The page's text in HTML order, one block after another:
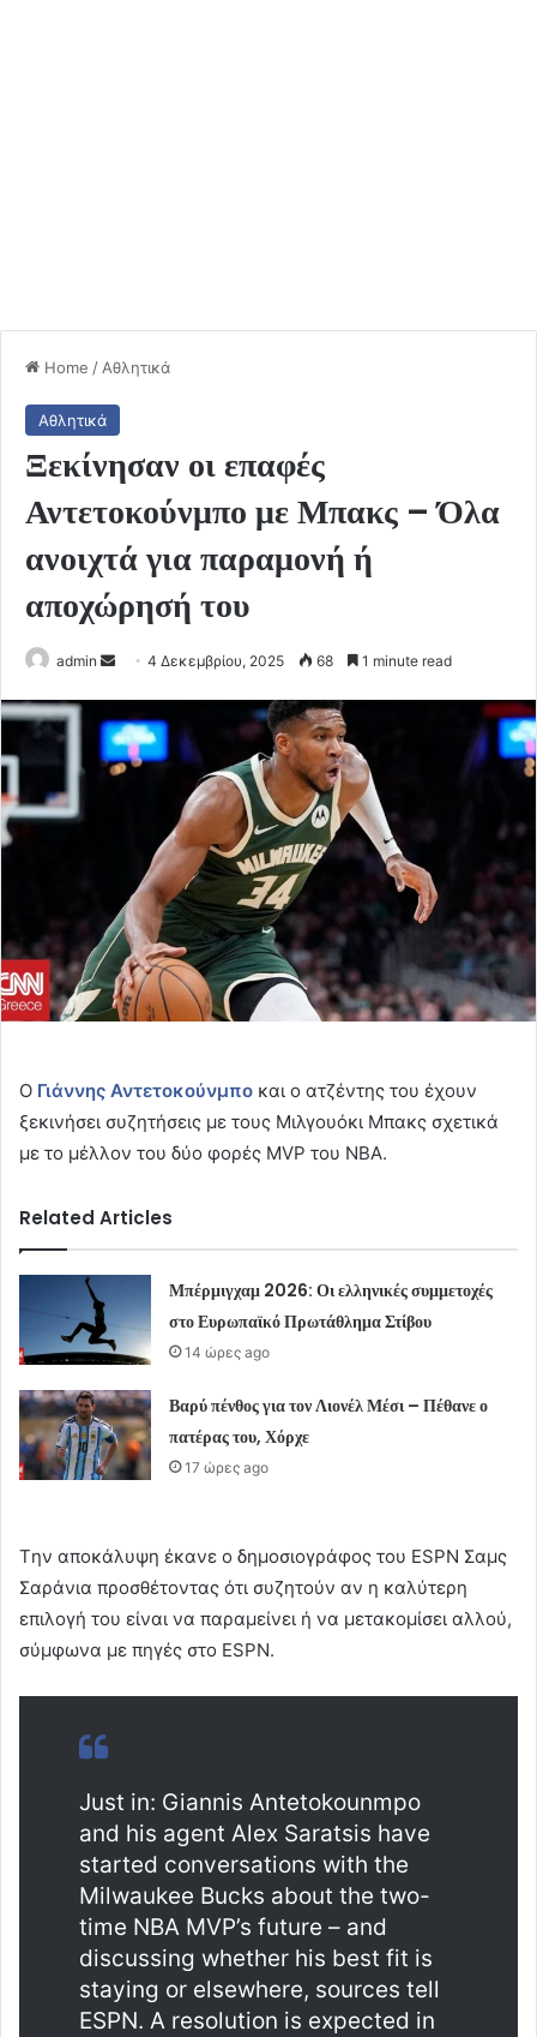
Home / Αθλητικά
Αθλητικά
Ξεκίνησαν οι επαφές
Αντετοκούνμπο με Μπακς – Όλα
ανοιχτά για παραμονή ή
αποχώρησή του
admin
Send
email
4 Δεκεμβρίου, 2025 68 1 minute read
Ο Γιάννης Αντετοκούνμπο και ο ατζέντης του έχουν
ξεκινήσει συζητήσεις με τους Μιλγουόκι Μπακς σχετικά
με το μέλλον του δύο φορές MVP του NBA.
Related Articles
Μπέρμιγχαμ 2026: Οι ελληνικές συμμετοχές
στο Ευρωπαϊκό Πρωτάθλημα Στίβου
14 ώρες ago
Βαρύ πένθος για τον Λιονέλ Μέσι – Πέθανε ο
πατέρας του, Χόρχε
17 ώρες ago
Tην αποκάλυψη έκανε ο δημοσιογράφος του ESPN Σαμς
Σαράνια προσθέτοντας ότι συζητούν αν η καλύτερη
επιλογή του είναι να παραμείνει ή να μετακομίσει αλλού,
σύμφωνα με πηγές στο ESPN.
Just in: Giannis Antetokounmpo
and his agent Alex Saratsis have
started conversations with the
Milwaukee Bucks about the two-
time NBA MVP’s future – and
discussing whether his best fit is
staying or elsewhere, sources tell
ESPN. A resolution is expected in